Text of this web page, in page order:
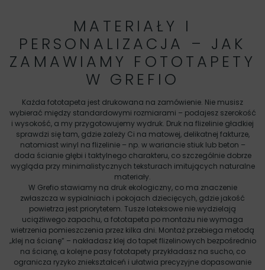
MATERIAŁY I
PERSONALIZACJA – JAK
ZAMAWIAMY FOTOTAPETY
W GREFIO
Każda fototapeta jest drukowana na zamówienie. Nie musisz
wybierać między standardowymi rozmiarami – podajesz szerokość
i wysokość, a my przygotowujemy wydruk. Druk na flizelinie gładkiej
sprawdzi się tam, gdzie zależy Ci na matowej, delikatnej fakturze,
natomiast winyl na flizelinie – np. w wariancie stiuk lub beton –
doda ścianie głębi i taktylnego charakteru, co szczególnie dobrze
wygląda przy minimalistycznych teksturach imitujących naturalne
materiały.
W Grefio stawiamy na druk ekologiczny, co ma znaczenie
zwłaszcza w sypialniach i pokojach dziecięcych, gdzie jakość
powietrza jest priorytetem. Tusze lateksowe nie wydzielają
uciążliwego zapachu, a fototapeta po montażu nie wymaga
wietrzenia pomieszczenia przez kilka dni. Montaż przebiega metodą
„klej na ścianę” – nakładasz klej do tapet flizelinowych bezpośrednio
na ścianę, a kolejne pasy fototapety przykładasz na sucho, co
ogranicza ryzyko zniekształceń i ułatwia precyzyjne dopasowanie